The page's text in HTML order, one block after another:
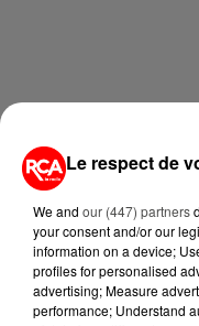
26
28
Le respect de
We and our (447) partners
your consent and/or our
information on a device;
profiles for personalised
advertising; Measure
performance; Understand